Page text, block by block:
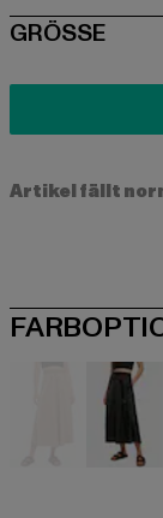
SIZE
GRÖSSE
Artikel fällt